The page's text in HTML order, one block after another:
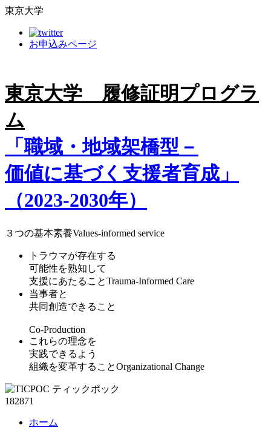
東京大学
お申込みページ
東京大学 履修証明プログラ
ム
「職域・地域架橋型－
価値に基づく支援者育成」
（2023-2030年）
３つの基本素養Values-informed service
トラウマが存在する
可能性を熟知して
支援にあたることTrauma-Informed Care
当事者と
共同創造できること
Co-Production
これらの理念を
実践できるよう
組織を変革することOrganizational Change
182871
ホーム